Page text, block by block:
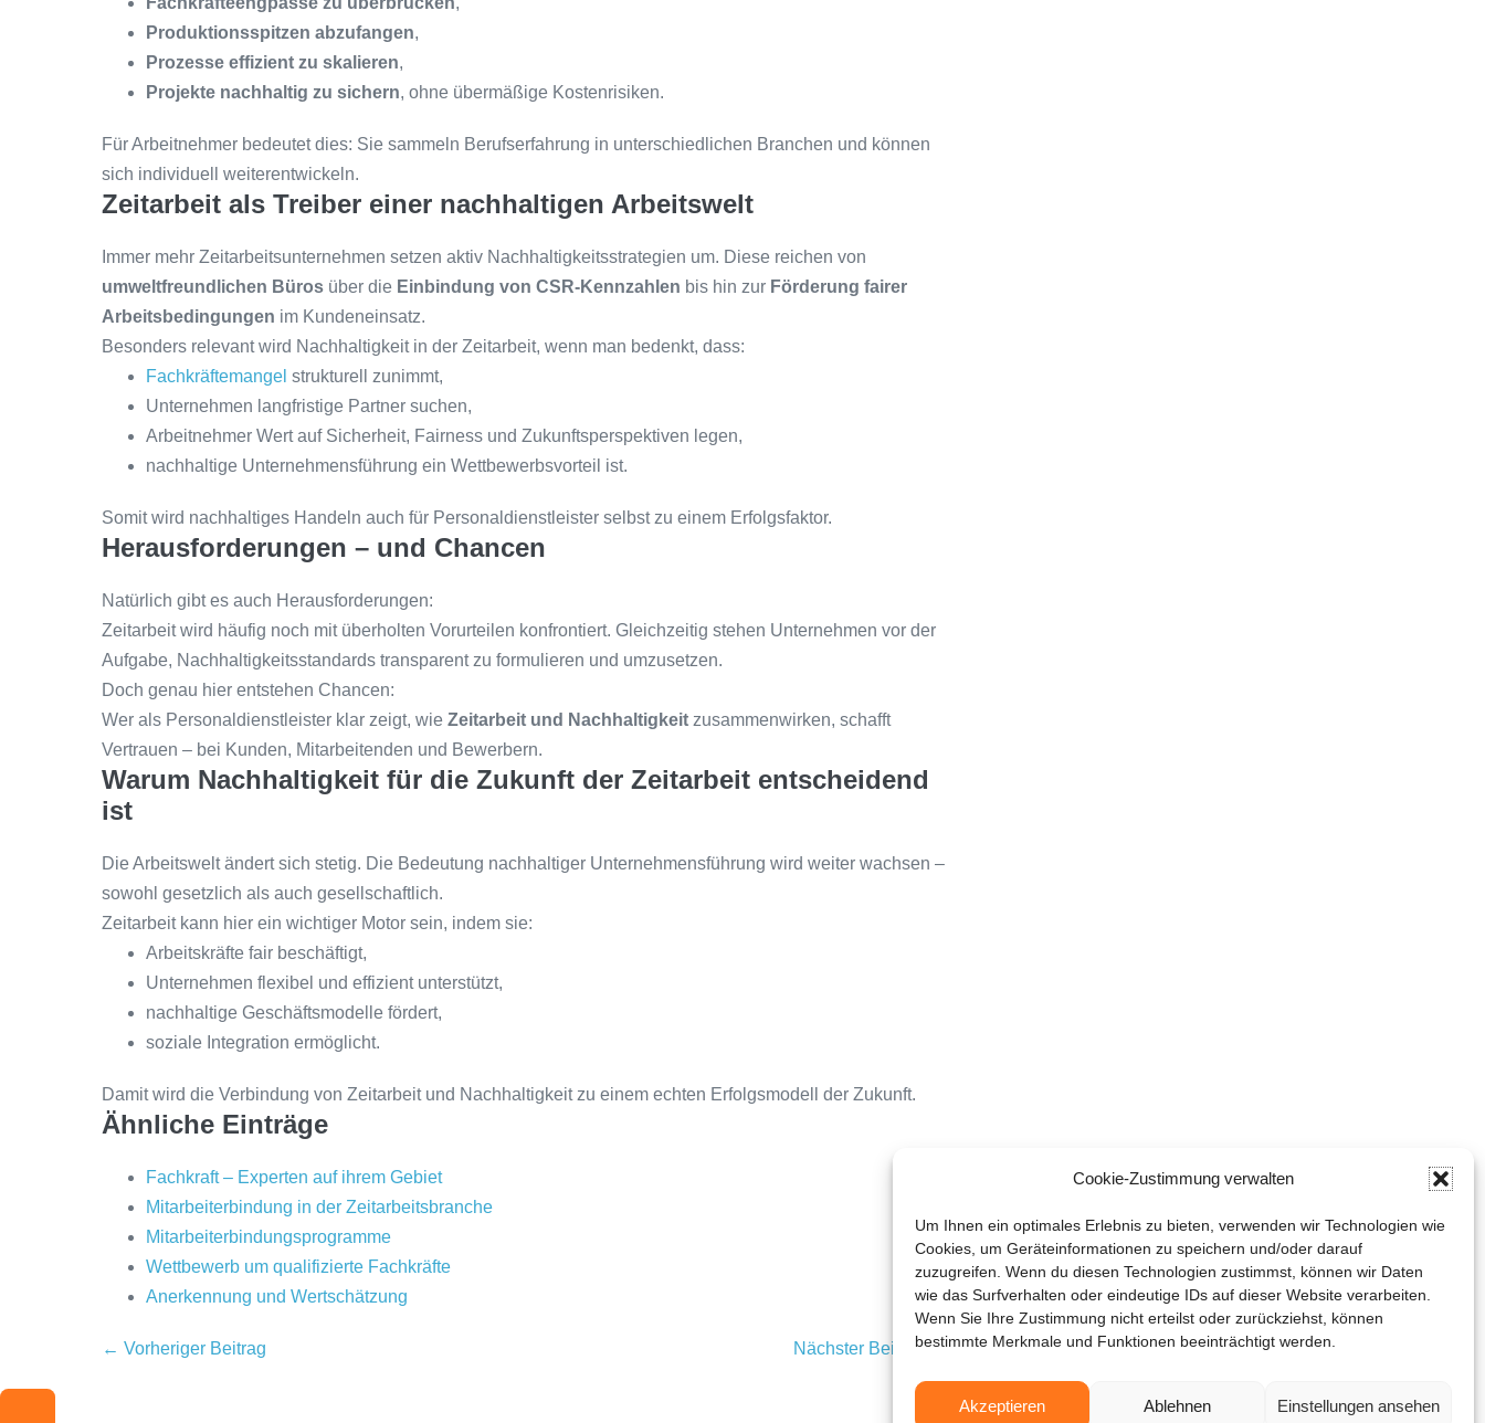
Cookie-Zustimmung verwalten
Um Ihnen ein optimales Erlebnis zu bieten, verwenden wir Technologien wie
Cookies, um Geräteinformationen zu speichern und/oder darauf
zuzugreifen. Wenn du diesen Technologien zustimmst, können wir Daten
wie das Surfverhalten oder eindeutige IDs auf dieser Website verarbeiten.
Wenn Sie Ihre Zustimmung nicht erteilst oder zurückziehst, können
bestimmte Merkmale und Funktionen beeinträchtigt werden.
Akzeptieren Ablehnen Einstellungen ansehen
Produktionsspitzen abzufangen,
Prozesse effizient zu skalieren,
Projekte nachhaltig zu sichern, ohne übermäßige Kostenrisiken.
Für Arbeitnehmer bedeutet dies: Sie sammeln Berufserfahrung in unterschiedlichen Branchen und können
sich individuell weiterentwickeln.
Zeitarbeit als Treiber einer nachhaltigen Arbeitswelt
Immer mehr Zeitarbeitsunternehmen setzen aktiv Nachhaltigkeitsstrategien um. Diese reichen von
umweltfreundlichen Büros über die Einbindung von CSR-Kennzahlen bis hin zur Förderung fairer
Arbeitsbedingungen im Kundeneinsatz.
Besonders relevant wird Nachhaltigkeit in der Zeitarbeit, wenn man bedenkt, dass:
Fachkräftemangel strukturell zunimmt,
Unternehmen langfristige Partner suchen,
Arbeitnehmer Wert auf Sicherheit, Fairness und Zukunftsperspektiven legen,
nachhaltige Unternehmensführung ein Wettbewerbsvorteil ist.
Somit wird nachhaltiges Handeln auch für Personaldienstleister selbst zu einem Erfolgsfaktor.
Herausforderungen – und Chancen
Natürlich gibt es auch Herausforderungen:
Zeitarbeit wird häufig noch mit überholten Vorurteilen konfrontiert. Gleichzeitig stehen Unternehmen vor der
Aufgabe, Nachhaltigkeitsstandards transparent zu formulieren und umzusetzen.
Doch genau hier entstehen Chancen:
Wer als Personaldienstleister klar zeigt, wie Zeitarbeit und Nachhaltigkeit zusammenwirken, schafft
Vertrauen – bei Kunden, Mitarbeitenden und Bewerbern.
Warum Nachhaltigkeit für die Zukunft der Zeitarbeit entscheidend
ist
Die Arbeitswelt ändert sich stetig. Die Bedeutung nachhaltiger Unternehmensführung wird weiter wachsen –
sowohl gesetzlich als auch gesellschaftlich.
Zeitarbeit kann hier ein wichtiger Motor sein, indem sie:
Arbeitskräfte fair beschäftigt,
Unternehmen flexibel und effizient unterstützt,
nachhaltige Geschäftsmodelle fördert,
soziale Integration ermöglicht.
Damit wird die Verbindung von Zeitarbeit und Nachhaltigkeit zu einem echten Erfolgsmodell der Zukunft.
Ähnliche Einträge
Fachkraft – Experten auf ihrem Gebiet
Mitarbeiterbindung in der Zeitarbeitsbranche
Mitarbeiterbindungsprogramme
Wettbewerb um qualifizierte Fachkräfte
Anerkennung und Wertschätzung
Beitragsnavigation
← Vorheriger Beitrag Nächster Beitrag →